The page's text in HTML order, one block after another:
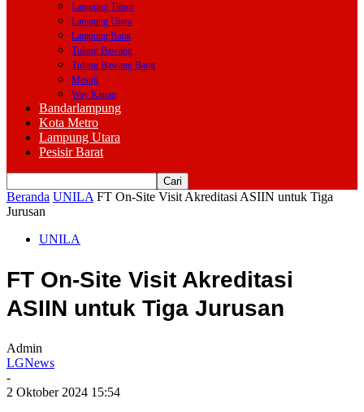
Lampung Timur
Lampung Utara
Lampung Barat
Tulang Bawang
Tulang Bawang Barat
Mesuji
Way Kanan
Bandarlampung
Kota Metro
Lampung Utara
Pesisir Barat
Beranda UNILA FT On-Site Visit Akreditasi ASIIN untuk Tiga
Jurusan
UNILA
FT On-Site Visit Akreditasi
ASIIN untuk Tiga Jurusan
Admin
LGNews
-
2 Oktober 2024 15:54